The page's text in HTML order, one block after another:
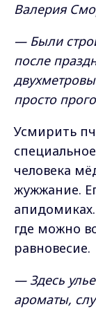
Валерия
— Были
после
просто
Усмирить
человека
жужжание.
где можно
равновесие.
— Здесь
ароматы,